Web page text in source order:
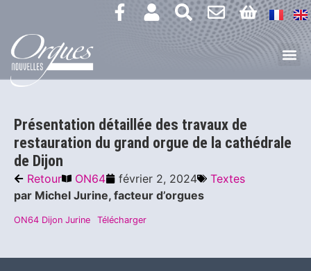
Présentation détaillée des travaux de
restauration du grand orgue de la cathédrale
de Dijon​
Retour ON64 février 2, 2024
Textes
par Michel Jurine, facteur d’orgues
ON64 Dijon Jurine Télécharger